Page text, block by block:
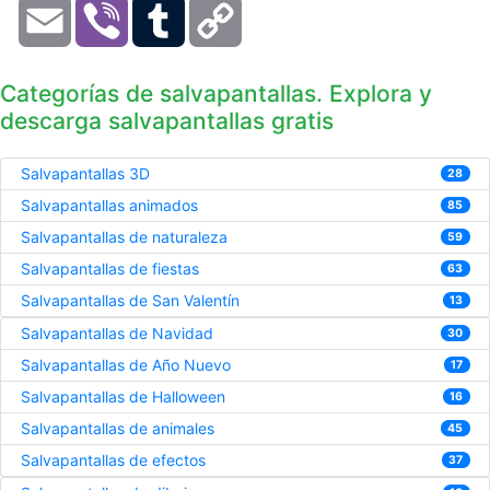
Email Viber Tumblr
Categorías de salvapantallas. Explora y
descarga salvapantallas gratis
Salvapantallas 3D 28
Salvapantallas animados 85
Salvapantallas de naturaleza 59
Salvapantallas de fiestas 63
Salvapantallas de San Valentín 13
Salvapantallas de Navidad 30
Salvapantallas de Año Nuevo 17
Salvapantallas de Halloween 16
Salvapantallas de animales 45
Salvapantallas de efectos 37